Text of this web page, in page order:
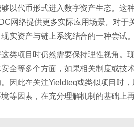
以代币形式进入数字资产生态。这
网络提供更多实际应用场景。对于
实资产与链上系统结合的一种尝试。
类项目时仍然需要保持理性视角。
全等多个方面，如果相关制度或技
因此在关注Yieldteq或类似项目时
等因素，在充分理解机制的基础上再